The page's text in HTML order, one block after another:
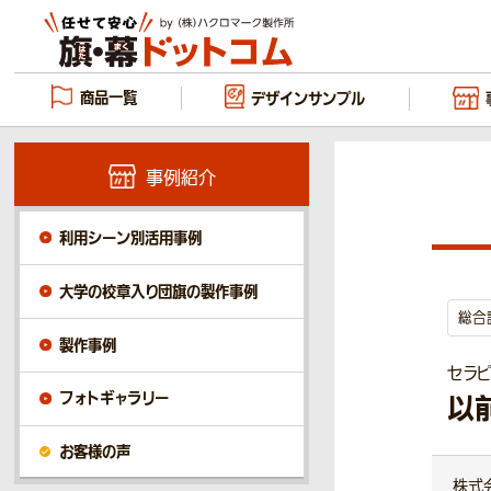
商品一覧 デザインサンプル
総合
セラ
以
事例紹介
利用シーン別活用事例
大学の校章入り団旗の製作事例
製作事例
フォトギャラリー
お客様の声